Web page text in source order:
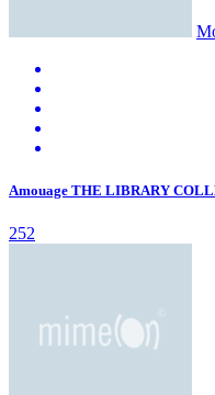
Amouage THE LIBRARY
252